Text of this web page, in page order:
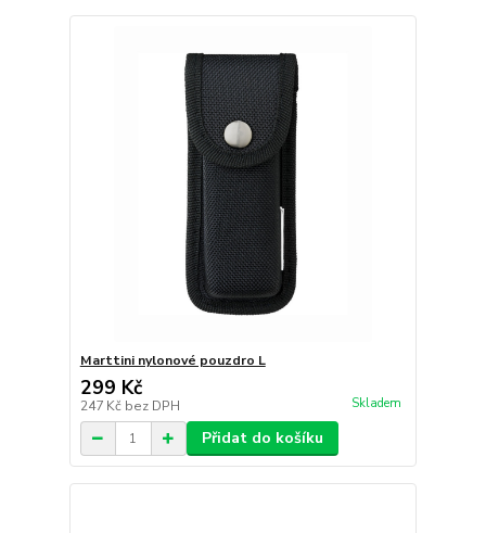
Marttini nylonové pouzdro L
299 Kč
247 Kč bez DPH Skladem
Přidat do košíku